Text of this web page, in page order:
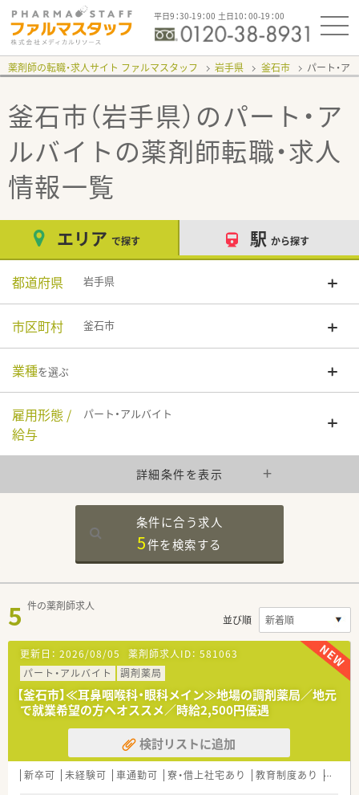
平日9：30-19：00 土日10：00-19：00
薬剤師の転職・求人サイト ファルマスタッフ 岩手県 釜石市 パート・ア
釜石市（岩手県）のパート・ア
ルバイトの薬剤師転職・求人
情報一覧
エリア で探す 駅 から探す
都道府県 岩手県
市区町村 釜石市
業種を選ぶ
雇用形態 /
給与
パート・アルバイト
詳細条件を表示
条件に合う求人
5件を検索する
5 件の薬剤師求人
並び順
更新日： 2026/08/05 薬剤師求人ID： 581063
パート・アルバイト
調剤薬局
【釜石市】≪耳鼻咽喉科・眼科メイン≫地場の調剤薬局／地元
で就業希望の方へオススメ／時給2,500円優遇
検討リストに追加
新卒可 未経験可 車通勤可 寮・借上社宅あり 教育制度あり 高収入